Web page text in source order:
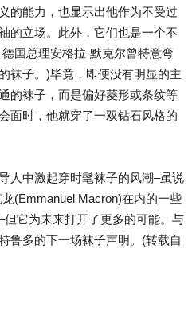
的能力，也显示出他作为不受过
的立场。此外，它们也是一个不
国总理安格拉·默克尔曾特意弯
袜子。)毕竟，即便没有明显的主
的袜子，而是偏好菱形或条纹等
面时，他就穿了一双钻石风格的
人中激起穿时髦袜子的风潮–虽说
(Emmanuel Macron)在内的一些
它为未来打开了更多的可能。与
鲁多的下一场袜子声明。(转载自